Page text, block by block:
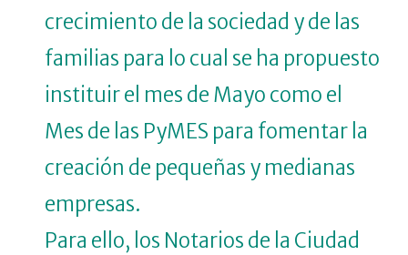
crecimiento de la sociedad y de las
familias para lo cual se ha propuesto
instituir el mes de Mayo como el
Mes de las PyMES para fomentar la
creación de pequeñas y medianas
empresas.
Para ello, los Notarios de la Ciudad